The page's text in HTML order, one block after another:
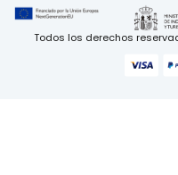
Todos los derechos